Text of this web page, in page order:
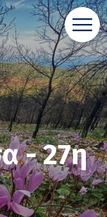
- 27η